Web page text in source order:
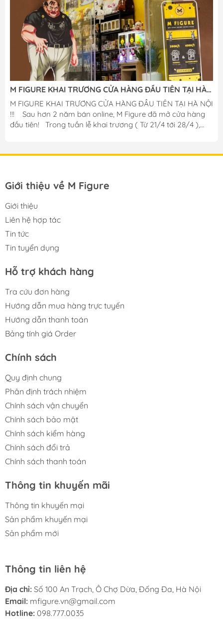
M FIGURE KHAI TRƯƠNG CỬA HÀNG ĐẦU TIÊN TẠI HÀ
NỘI
M FIGURE KHAI TRƯƠNG CỬA HÀNG ĐẦU TIÊN TẠI HÀ NỘI
!!! ️ Sau hơn 2 năm bán online, M Figure đã mở cửa hàng
đầu tiên! Trong tuần lễ khai trương ( Từ 21/4 tới 28/4 ),
cửa hàng! Gacha Figure chỉ : 299k / lượt quay. -- ĐẶC
KHÁCH HÀNG ĐẦU TIÊN tới shop sẽ...
Giới thiệu về M Figure
Giới thiệu
Liên hệ hợp tác
Tin tức
Tin tuyển dụng
Hỗ trợ khách hàng
Tra cứu đơn hàng
Hướng dẫn mua hàng trực tuyến
Hướng dẫn thanh toán
Bảng tính giá Order
Chính sách
Quy định chung
Phân định trách nhiệm
Chính sách vận chuyển
Chính sách bảo mật
Chính sách kiểm hàng
Chính sách đổi trả
Chính sách thanh toán
Thông tin khuyến mãi
Thông tin khuyến mại
Sản phẩm khuyến mại
Sản phẩm mới
Thông tin liên hệ
Địa chỉ: Số 100 An Trạch, Ô Chợ Dừa, Đống Đa, Hà Nội
Email: mfigure.vn@gmail.com
Hotline: 098.777.0035